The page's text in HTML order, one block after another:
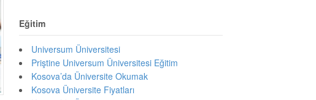
Eğitim
Universum Üniversitesi
Priştine Universum Üniversitesi Eğitim
Kosova’da Üniversite Okumak
Kosova Üniversite Fiyatları